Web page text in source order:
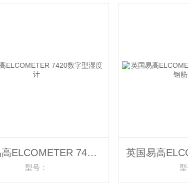
英国易高ELCOMETER 7420数字型湿度计
型号： 型